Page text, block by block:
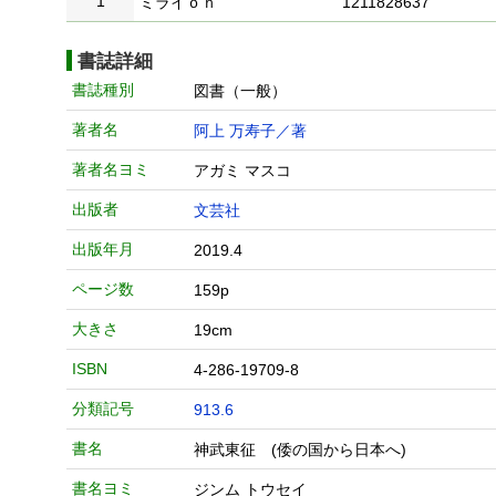
書誌詳細
書誌種別 図書（一般）
著者名 阿上 万寿子／著
著者名ヨミ アガミ マスコ
出版者 文芸社
出版年月 2019.4
ページ数 159p
大きさ 19cm
ISBN 4-286-19709-8
分類記号 913.6
書名 神武東征 (倭の国から日本へ)
書名ヨミ ジンム トウセイ